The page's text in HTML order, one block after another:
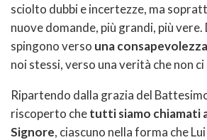
sciolto dubbi e incertezze, ma
nuove domande, più grandi, più vere.
spingono verso una
noi stessi, verso una verità che non ci
Ripartendo dalla grazia del
riscoperto chetutti siamo chiamati
Signore, ciascuno nella forma che